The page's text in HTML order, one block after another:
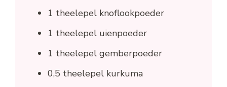
1 theelepel knoflookpoeder
1 theelepel uienpoeder
1 theelepel gemberpoeder
0,5 theelepel kurkuma